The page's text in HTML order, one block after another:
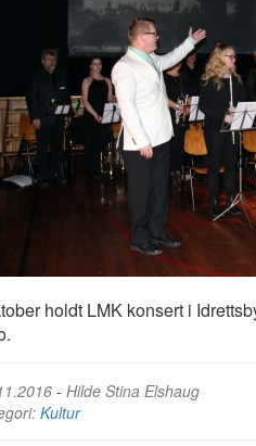
holdt LMK konsert i
- Hilde Stina Elshaug
Kultur